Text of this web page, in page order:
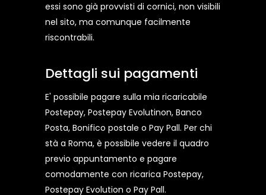
essi sono già provvisti di cornici, non visibili
nel sito, ma comunque facilmente
riscontrabili.
Dettagli sui pagamenti
E' possibile pagare sulla mia ricaricabile
Postepay, Postepay Evolutinon, Banco
Posta, Bonifico postale o Pay Pall. Per chi
stà a Roma, è possibile vedere il quadro
previo appuntamento e pagare
comodamente con ricarica Postepay,
Postepay Evolution o Pay Pall.